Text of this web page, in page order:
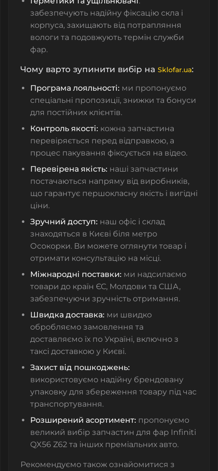
забезпечують надійну фіксацію скла і
корпуса, захищають від потрапляння
вологи та подовжують термін служби
фар.
Чому варто зупинити вибір на Sklofar.ua:
Програма лояльності: ми пропонуємо
спеціальні пропозиції, знижки та бонуси
для постійних клієнтів.
Контроль якості: кожна запчастина
перевіряється перед відправкою, а
процес пакування фіксується на відео.
Перевірена якість: наші запчастини
постачаються напряму від виробників,
що гарантує першокласну якість і вигідні
ціни.
Зручний доступ: наш офіс і склад
знаходяться в Києві біля метро
Осокорки. Ви можете оглянути товар і
отримати консультацію на місці.
Міжнародні поставки: ми надсилаємо
товари до країн ЄС, Молдови та США,
забезпечуючи зручність отримання.
Швидка доставка: ми швидко
обробляємо замовлення та
доставляємо їх по Україні, включно з
таксі доставкою у Києві.
Захист від пошкоджень:
використовуємо надійну брендовану
упаковку для збереження товару під час
транспортування.
Розширений асортимент: пропонуємо
великий вибір запчастин для фар Infiniti
QX56 Z62 та інших преміальних авто.
Рекомендуємо також ознайомитися з